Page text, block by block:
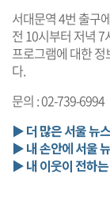
서대문역 4번 출구
전 10시부터 저녁 7
프로그램에 대한 정
다.
문의 : 02-739-6994
▶ 더 많은 서울 뉴
▶ 내 손안에 서울
▶ 내 이웃이 전하